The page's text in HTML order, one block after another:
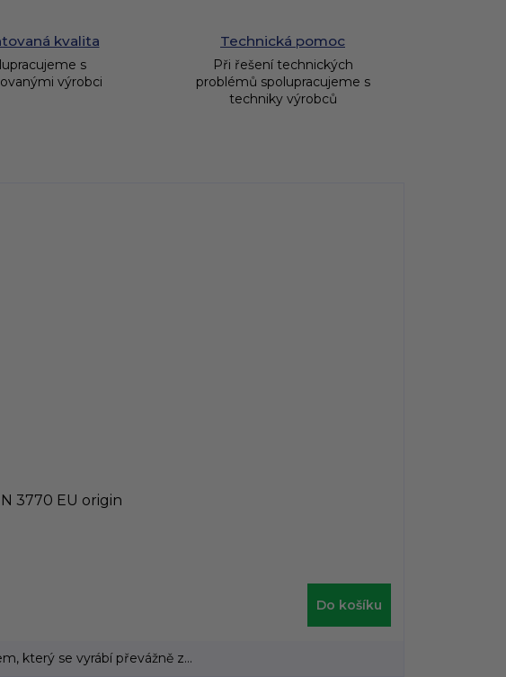
kvalita
s
výrobci
Technická pomoc
Při řešení technických
problémů spolupracujeme s
techniky výrobců
3770 EU origin
Do košíku
který se vyrábí převážně z...